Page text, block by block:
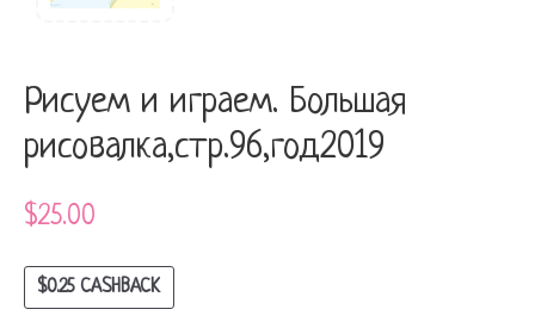
Рисуем и играем. Большая
рисовалка,стр.96,год2019
$25.00
$0.25CASHBACK